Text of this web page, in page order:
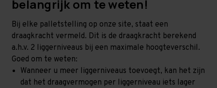
belangrijk om te weten!
Bij elke palletstelling op onze site, staat een
draagkracht vermeld. Dit is de draagkracht berekend
a.h.v. 2 liggerniveaus bij een maximale hoogteverschil.
Goed om te weten:
Wanneer u meer liggerniveaus toevoegt, kan het zijn
dat het draagvermogen per liggerniveau iets lager